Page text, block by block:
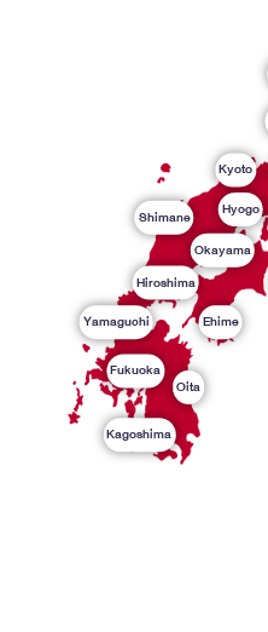
Ehime
Fukuoka
Kagoshima
Kyoto
Hiroshima
Hyogo
Oita
Okayama
Shimane
Yamaguchi